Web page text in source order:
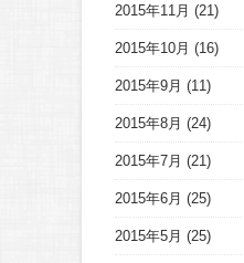
2015年11月 (21)
2015年10月 (16)
2015年9月 (11)
2015年8月 (24)
2015年7月 (21)
2015年6月 (25)
2015年5月 (25)